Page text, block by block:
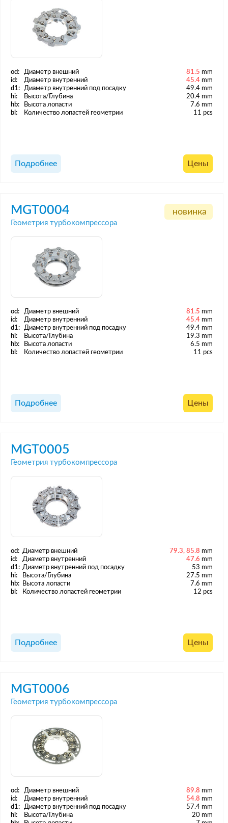
od: Диаметр внешний 81.5 mm
id:
Диаметр внутренний 45.4 mm
d1:
Диаметр внутренний под посадку
49.4 mm
hi:
Высота/Глубина
20.4 mm
hb:
Высота лопасти
7.6 mm
bl:
Количество лопастей геометрии 11 pcs
Подробнее Цены
MGT0004
Геометрия турбокомпрессора
новинка
od: Диаметр внешний 81.5 mm
id:
Диаметр внутренний 45.4 mm
d1:
Диаметр внутренний под посадку
49.4 mm
hi:
Высота/Глубина
19.3 mm
hb:
Высота лопасти
6.5 mm
bl:
Количество лопастей геометрии 11 pcs
Подробнее Цены
MGT0005
Геометрия турбокомпрессора
od: Диаметр внешний 79.3, 85.8 mm
id:
Диаметр внутренний 47.6 mm
d1: Диаметр внутренний под посадку
53 mm
hi:
Высота/Глубина
27.5 mm
hb:
Высота лопасти
7.6 mm
bl:
Количество лопастей геометрии 12 pcs
Подробнее Цены
MGT0006
Геометрия турбокомпрессора
od: Диаметр внешний 89.8 mm
id:
Диаметр внутренний 54.8 mm
d1:
Диаметр внутренний под посадку
57.4 mm
hi:
Высота/Глубина
20 mm